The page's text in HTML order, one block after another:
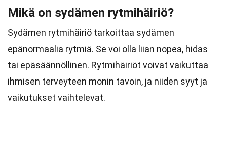
Mikä on sydämen rytmihäiriö?
Sydämen rytmihäiriö tarkoittaa sydämen
epänormaalia rytmiä. Se voi olla liian nopea, hidas
tai epäsäännöllinen. Rytmihäiriöt voivat vaikuttaa
ihmisen terveyteen monin tavoin, ja niiden syyt ja
vaikutukset vaihtelevat.